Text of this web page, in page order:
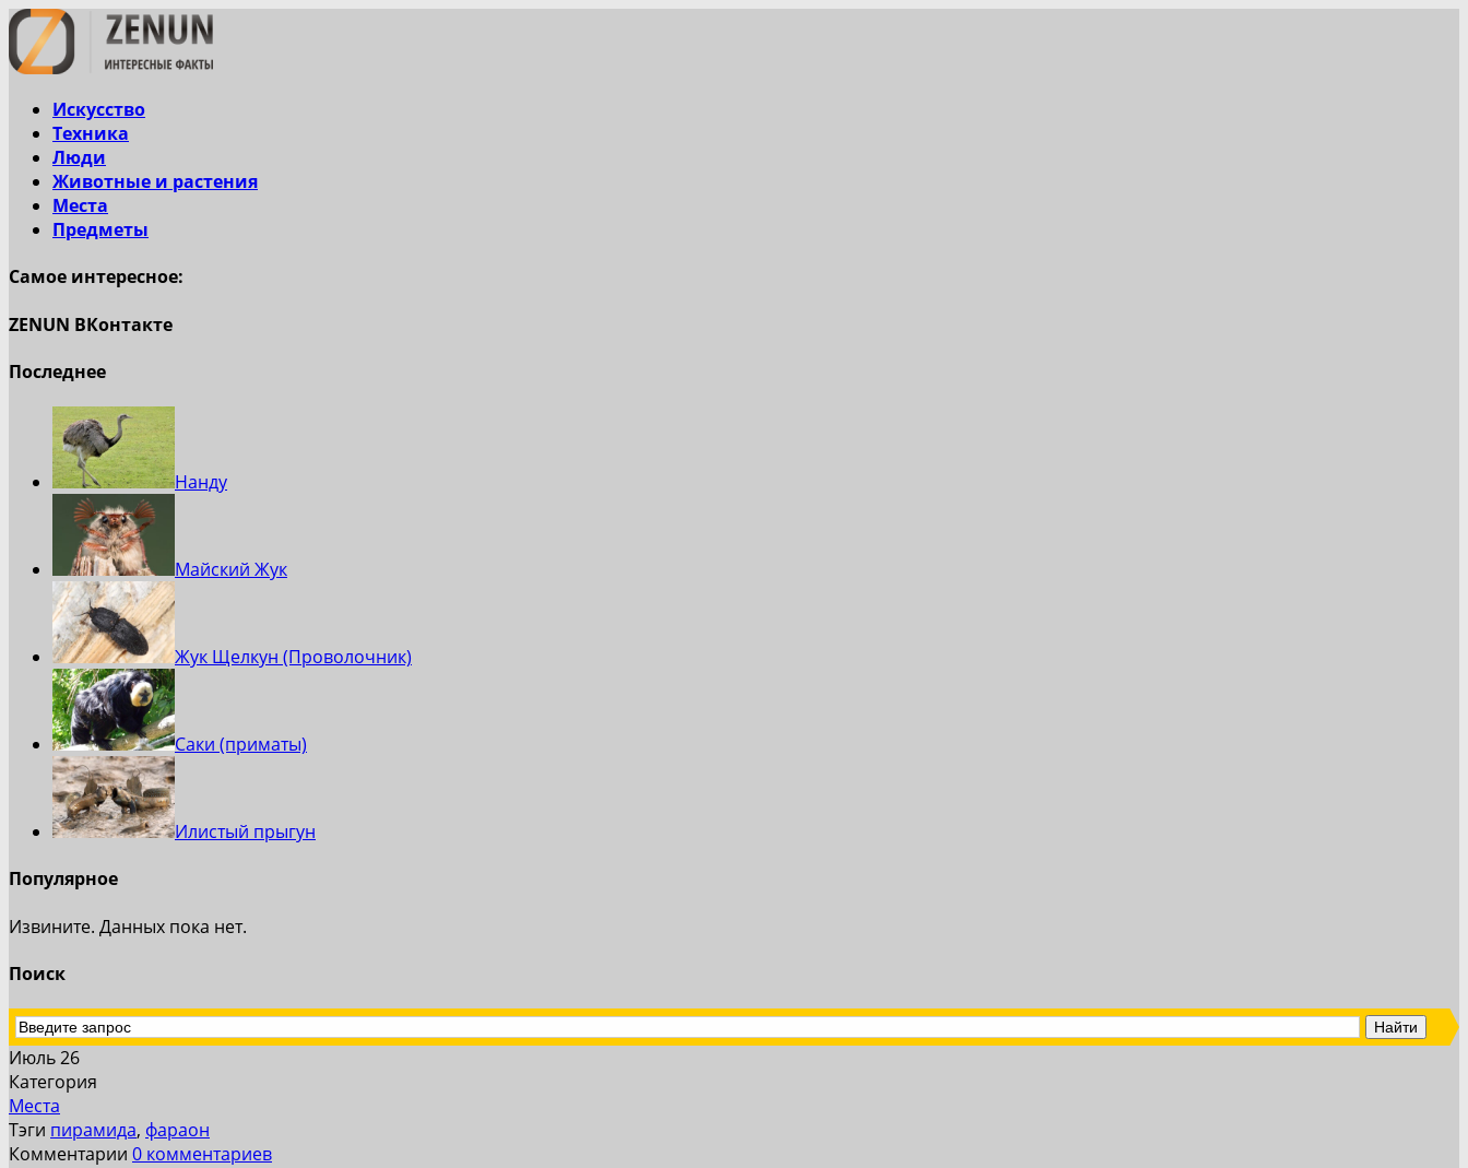
Искусство
Техника
Люди
Животные и растения
Места
Предметы
Самое интересное:
ZENUN ВКонтакте
Последнее
Нанду
Майский Жук
Жук Щелкун (Проволочник)
Саки (приматы)
Илистый прыгун
Популярное
Извините. Данных пока нет.
Поиск
Июль 26
Категория
Места
Тэги пирамида, фараон
Комментарии 0 комментариев